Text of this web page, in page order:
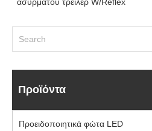
ασύρματου τρέιλερ W/Reflex
Προϊόντα
Προειδοποιητικά φώτα LED